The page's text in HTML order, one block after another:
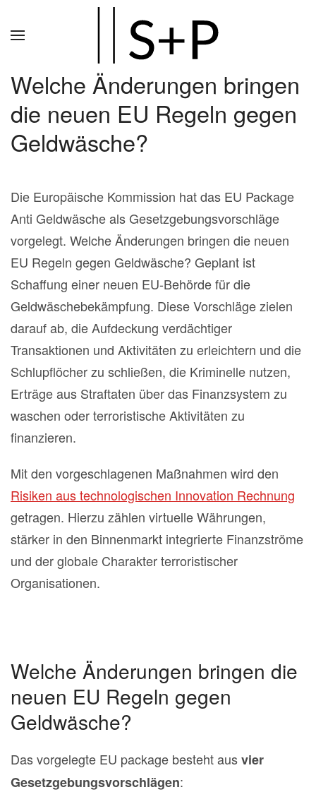
Welche Änderungen bringen
die neuen EU Regeln gegen
Geldwäsche?
Die Europäische Kommission hat das EU Package
Anti Geldwäsche als Gesetzgebungsvorschläge
vorgelegt. Welche Änderungen bringen die neuen
EU Regeln gegen Geldwäsche? Geplant ist
Schaffung einer neuen EU-Behörde für die
Geldwäschebekämpfung. Diese Vorschläge zielen
darauf ab, die Aufdeckung verdächtiger
Transaktionen und Aktivitäten zu erleichtern und die
Schlupflöcher zu schließen, die Kriminelle nutzen,
Erträge aus Straftaten über das Finanzsystem zu
waschen oder terroristische Aktivitäten zu
finanzieren.
Mit den vorgeschlagenen Maßnahmen wird den
Risiken aus technologischen Innovation Rechnung
getragen. Hierzu zählen virtuelle Währungen,
stärker in den Binnenmarkt integrierte Finanzströme
und der globale Charakter terroristischer
Organisationen.
Welche Änderungen bringen die
neuen EU Regeln gegen
Geldwäsche?
Das vorgelegte EU package besteht ausvier
Gesetzgebungsvorschlägen: